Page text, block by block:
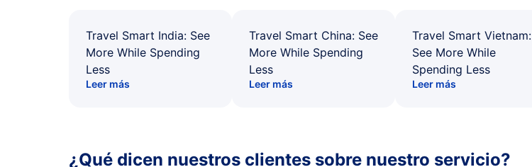
Travel Smart India: See
More While Spending
Less
Leer más
Travel Smart China: See
More While Spending
Less
Leer más
Travel Smart Vietnam:
See More While
Spending Less
Leer más
¿Qué dicen nuestros clientes sobre nuestro servicio?